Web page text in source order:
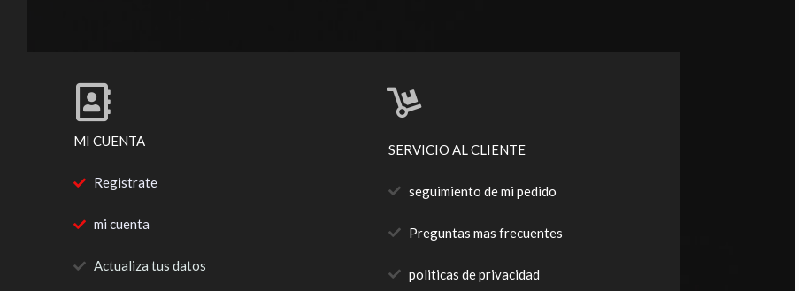
MI CUENTA
Registrate
mi cuenta
Actualiza tus datos
SERVICIO AL CLIENTE
seguimiento de mi pedido
Preguntas mas frecuentes
politicas de privacidad